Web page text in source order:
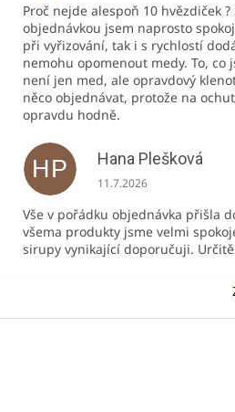
Proč nejde alespoň 10 hvězdiček ?
objednávkou jsem naprosto
při vyřizování, tak i s rychlostí
nemohu opomenout medy. To, co
není jen med, ale opravdový
něco objednávat, protože na
opravdu hodně.
HP Hana Plešková
Hodnocení obchodu je
11.7.2026
Vše v pořádku objednávka přišla
všema produkty jsme velmi
sirupy vynikající doporučuji.